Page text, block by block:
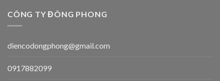
CÔNG TY ĐÔNG PHONG
diencodongphong@gmail.com
0917882099